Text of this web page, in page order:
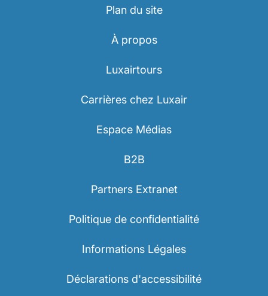
Plan du site
À propos
Luxairtours
Carrières chez Luxair
Espace Médias
B2B
Partners Extranet
Politique de confidentialité
Informations Légales
Déclarations d'accessibilité